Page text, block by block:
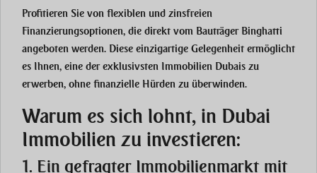
Profitieren Sie von flexiblen und zinsfreien
Finanzierungsoptionen, die direkt vom Bauträger Binghatti
angeboten werden. Diese einzigartige Gelegenheit ermöglicht
es Ihnen, eine der exklusivsten Immobilien Dubais zu
erwerben, ohne finanzielle Hürden zu überwinden.
Warum es sich lohnt, in Dubai
Immobilien zu investieren:
1. Ein gefragter Immobilienmarkt mit